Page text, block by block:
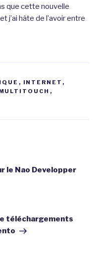
que cette nouvelle
j’ai hâte de l’avoir entre
, INTERNET ,
,
le Nao Developper
téléchargements